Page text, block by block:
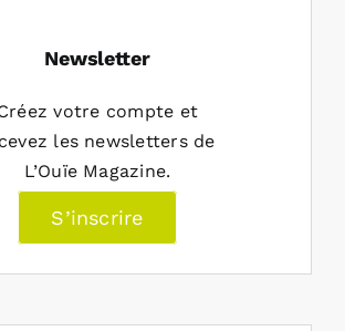
Newsletter
votre compte et
les newsletters de
L’Ouïe Magazine.
S’inscrire